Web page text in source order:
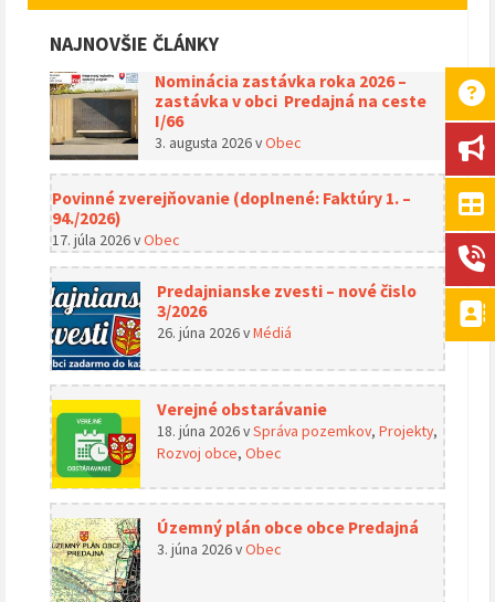
NAJNOVŠIE ČLÁNKY
Nominácia zastávka roka 2026 –
zastávka v obci Predajná na ceste
I/66
3. augusta 2026vObec
Povinné zverejňovanie (doplnené: Faktúry 1. –
94./2026)
17. júla 2026vObec
Predajnianske zvesti – nové čislo
3/2026
26. júna 2026vMédiá
Verejné obstarávanie
18. júna 2026vSpráva pozemkov, Projekty,
Rozvoj obce, Obec
Územný plán obce obce Predajná
3. júna 2026vObec